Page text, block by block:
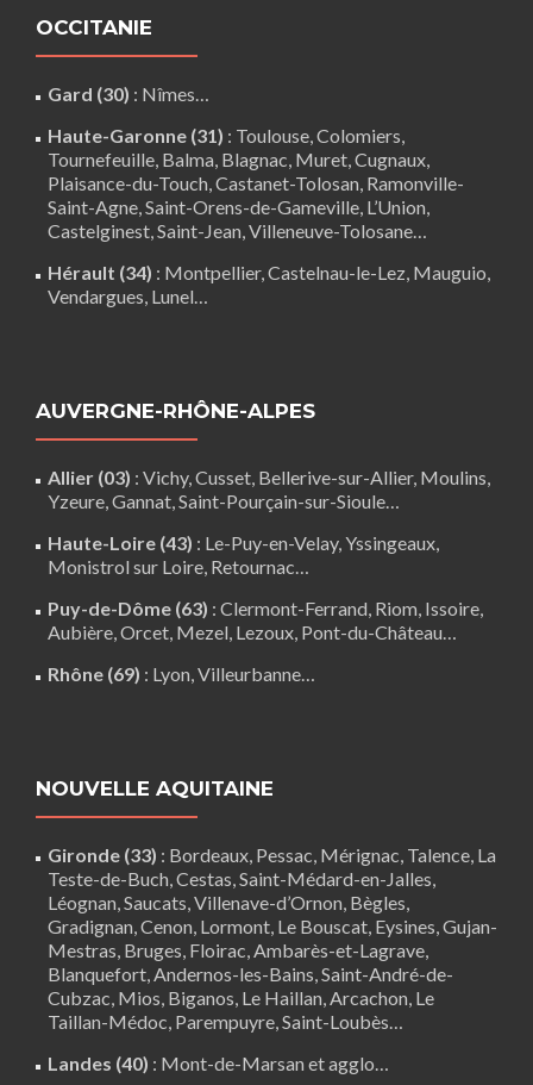
OCCITANIE
Gard (30) : Nîmes…
Haute-Garonne (31) : Toulouse,Colomiers,
Tournefeuille, Balma, Blagnac, Muret,Cugnaux,
Plaisance-du-Touch,Castanet-Tolosan, Ramonville-
Saint-Agne,Saint-Orens-de-Gameville, L’Union,
Castelginest,Saint-Jean,Villeneuve-Tolosane…
Hérault (34) : Montpellier,Castelnau-le-Lez, Mauguio,
Vendargues, Lunel…
AUVERGNE-RHÔNE-ALPES
Allier (03) : Vichy, Cusset, Bellerive-sur-Allier, Moulins,
Yzeure, Gannat,Saint-Pourçain-sur-Sioule…
Haute-Loire (43) : Le-Puy-en-Velay,Yssingeaux,
Monistrol sur Loire, Retournac…
Puy-de-Dôme (63) : Clermont-Ferrand, Riom, Issoire,
Aubière,Orcet, Mezel, Lezoux, Pont-du-Château…
Rhône (69) : Lyon, Villeurbanne…
NOUVELLE AQUITAINE
Gironde (33) : Bordeaux, Pessac, Mérignac, Talence, La
Teste-de-Buch,Cestas,Saint-Médard-en-Jalles,
Léognan,Saucats,Villenave-d’Ornon, Bègles,
Gradignan,Cenon, Lormont, Le Bouscat, Eysines, Gujan-
Mestras, Bruges, Floirac,Ambarès-et-Lagrave,
Blanquefort,Andernos-les-Bains, Saint-André-de-
Cubzac, Mios, Biganos, Le Haillan,Arcachon, Le
Taillan-Médoc, Parempuyre,Saint-Loubès…
Landes (40) : Mont-de-Marsan et agglo…